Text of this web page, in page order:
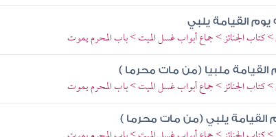
يوم القيامة يلبي
> كتاب الجنائز > جماع أبواب غسل الميت > باب المحرم يموت
القيامة ملبيا (من مات محرما )
> كتاب الجنائز > جماع أبواب غسل الميت > باب المحرم يموت
القيامة يلبي (من مات محرما )